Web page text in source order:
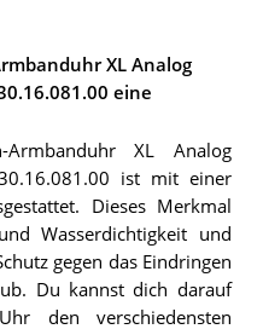
XL Analog
eine
XL Analog
ist mit einer
Dieses Merkmal
Wasserdichtigkeit und
gegen das Eindringen
Du kannst dich darauf
den verschiedensten